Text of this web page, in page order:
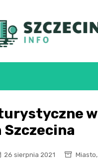
w
26 sierpnia 2021 Miasto,